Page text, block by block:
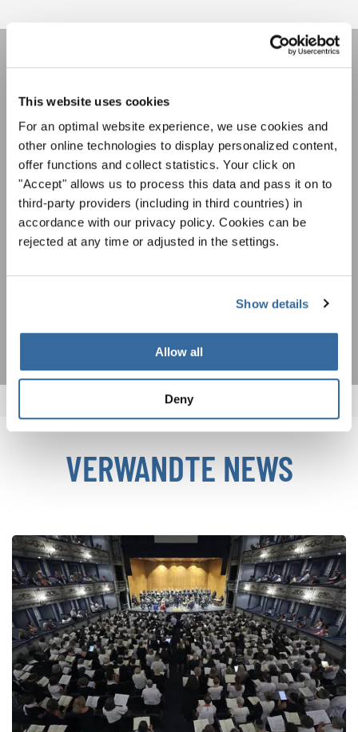
This website uses cookies
For an optimal website experience, we use cookies and
other online technologies to display personalized content,
offer functions and collect statistics. Your click on
"Accept" allows us to process this data and pass it on to
third-party providers (including in third countries) in
accordance with our privacy policy. Cookies can be
rejected at any time or adjusted in the settings.
Show details
Allow all
Deny
Datenschutzhinweis
Um diesen Inhalt zu sehen, müssen Sie der erweiterten Datenschutzrichtlinie
zustimmen. Sie können diese Einstellung jederzeit in den Cookie-Einstellungen
ändern.
ZUSTIMMEN
Festivals, Chorwettbewerbe, Mitsingprojekte:
Besondere Veranstaltungshinweise und
Auftrittsmöglichkeiten bekommen Sie im
kostenlosen INTERKULTUR-Newsletter.
Ich bin mit dem Erhalt des Newsletters einverstanden und
VERWANDTE NEWS